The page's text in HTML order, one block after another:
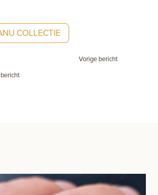
COLLECTIE
Vorige bericht